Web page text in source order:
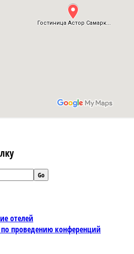
отелей
по проведению конференций